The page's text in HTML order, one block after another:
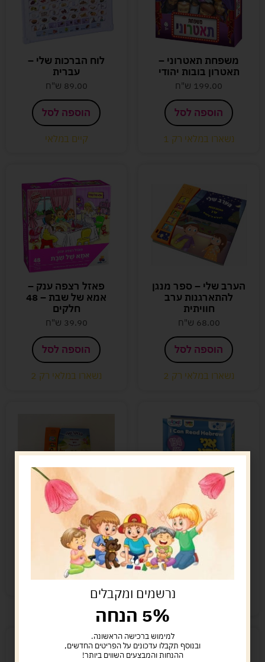
משפחת תאטרוני –
תאטרון בובות יהודי
199.00 ש"ח
הוספה לסל
נשארו במלאי רק 1
לוח הברכות שלי –
עברית
89.00 ש"ח
הוספה לסל
קיים במלאי
הערב שלי – ספר מנגן
להתארגנות ערב
חוויתית
68.00 ש"ח
הוספה לסל
נשארו במלאי רק 2
פאזל רצפה ענק –
אמא של שבת – 48
חלקים
39.90 ש"ח
הוספה לסל
נשארו במלאי רק 2
ערכת לימוד קריאה
מגנטי – גלאטויס
ש"ח
הבוקר שלי – ספר מנגן
להתארגנות בוקר
69.00
הוספה לסל
קיים במלאי
נרשמים ומקבלים
5% הנחה
למימוש ברכישה הראשונה.
ובנוסף תקבלו עדכונים על הפריטים החדשים,
ההנחות והמבצעים השווים ביותר!